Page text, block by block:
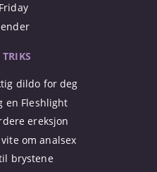
dildo for deg
en Fleshlight
ereksjon
om analsex
brystene